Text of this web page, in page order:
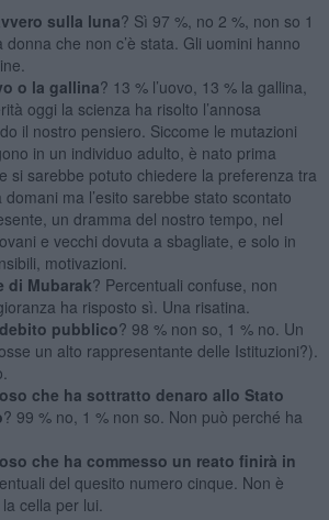
sulla luna? Sì 97 %, no 2 %, non so 1
che non c’è stata. Gli uomini hanno
o la gallina? 13 % l’uovo, 13 % la gallina,
oggi la scienza ha risolto l’annosa
il nostro pensiero. Siccome le mutazioni
in un individuo adulto, è nato prima
si sarebbe potuto chiedere la preferenza tra
domani ma l’esito sarebbe stato scontato
un dramma del nostro tempo, nel
e vecchi dovuta a sbagliate, e solo in
motivazioni.
di Mubarak? Percentuali confuse, non
ha risposto sì. Una risatina.
pubblico? 98 % non so, 1 % no. Un
un alto rappresentante delle Istituzioni?).
che ha sottratto denaro allo Stato
? 99 % no, 1 % non so. Non può perché ha
che ha commesso un reato finirà in
del quesito numero cinque. Non è
cella per lui.